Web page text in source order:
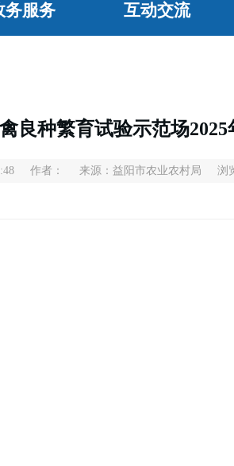
务服务 互动交流
良种繁育试验示范场
作者： 来源：益阳市农业农村局 浏